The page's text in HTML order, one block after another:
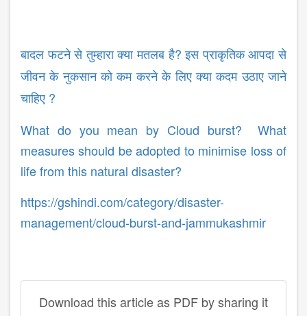
बादल फटने से तुम्हारा क्या मतलब है?इस प्राकृतिक आपदा से
जीवन के नुकसान को कम करने के लिए क्या कदम उठाए जाने
चाहिए ?
What do you mean by Cloud burst? What
measures should be adopted to minimise loss of
life from this natural disaster?
https://gshindi.com/category/disaster-
management/cloud-burst-and-jammukashmir
Download this article as PDF by sharing it